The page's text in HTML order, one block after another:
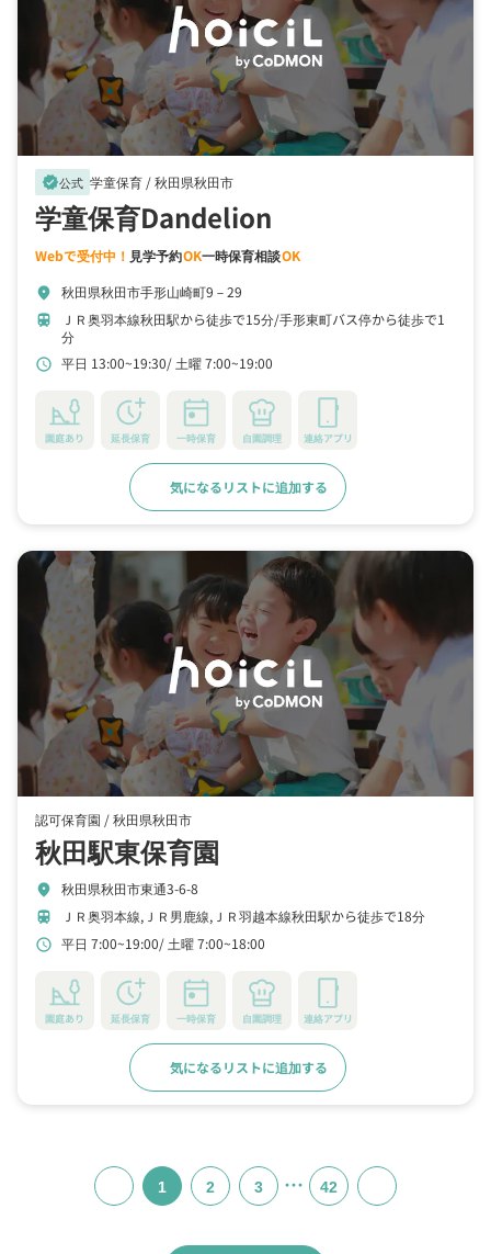
verified公式 学童保育 /秋田県秋田市
学童保育Dandelion
Webで受付中！ 見学予約OK一時保育相談OK
location_on 秋田県秋田市手形山崎町9－29
train ＪＲ奥羽本線秋田駅から徒歩で15分 手形東町バス停から徒歩で1
分
schedule 平日 13:00~19:30 土曜 7:00~19:00
園庭あり 延長保育 一時保育 自園調理 連絡アプリ
気になるリストに追加する
認可保育園 /秋田県秋田市
秋田駅東保育園
location_on 秋田県秋田市東通3-6-8
train ＪＲ奥羽本線,ＪＲ男鹿線,ＪＲ羽越本線秋田駅から徒歩で18分
schedule 平日 7:00~19:00 土曜 7:00~18:00
園庭あり 延長保育 一時保育 自園調理 連絡アプリ
気になるリストに追加する
1 2 3 … 42